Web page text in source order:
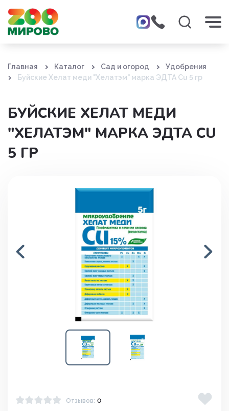
Главная Каталог Сад и огород
Удобрения
Буйские Хелат меди "Хелатэм" марка ЭДТА Cu 5 гр
БУЙСКИЕ ХЕЛАТ МЕДИ
"ХЕЛАТЭМ" МАРКА ЭДТА CU
5 ГР
Отзывов: 0